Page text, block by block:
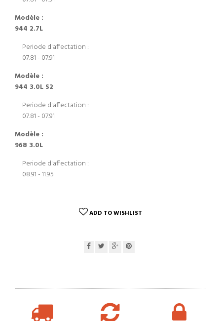
Modèle :
944 2.7L
Periode d'affectation :
07.81 - 07.91
Modèle :
944 3.0L S2
Periode d'affectation :
07.81 - 07.91
Modèle :
968 3.0L
Periode d'affectation :
08.91 - 11.95
ADD TO WISHLIST